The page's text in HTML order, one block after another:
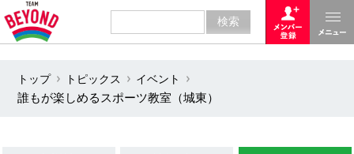
トップ トピックス
イベント
誰もが楽しめるスポーツ教室（城東）